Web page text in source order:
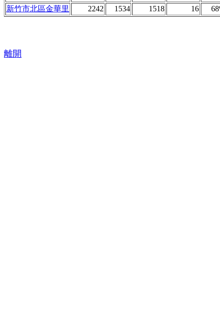
新竹市北區金華里
2242 1534 1518 16
離開